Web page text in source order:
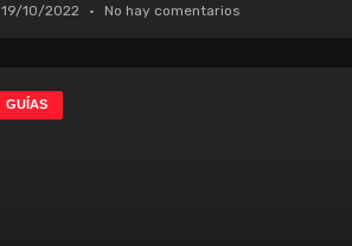
19/10/2022 No hay comentarios
GUÍAS